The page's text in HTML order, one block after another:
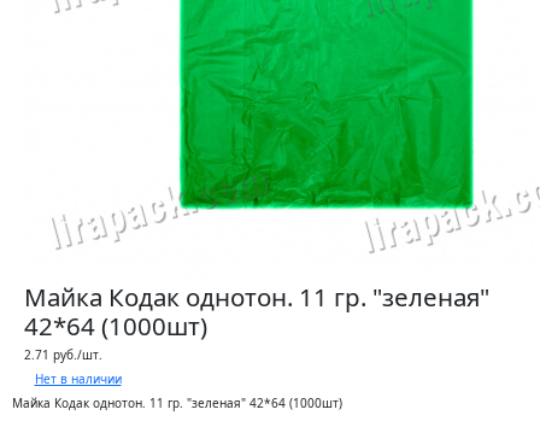
Майка Кодак однотон. 11 гр. "зеленая"
42*64 (1000шт)
2.71 руб./шт.
Нет в наличии
Майка Кодак однотон. 11 гр. "зеленая" 42*64 (1000шт)